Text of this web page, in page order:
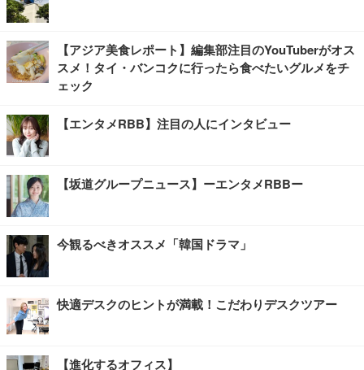
【アジア美食レポート】編集部注目のYouTuberがオス
スメ！タイ・バンコクに行ったら食べたいグルメをチ
ェック
【エンタメRBB】注目の人にインタビュー
【坂道グループニュース】ーエンタメRBBー
今観るべきオススメ「韓国ドラマ」
快適デスクのヒントが満載！こだわりデスクツアー
【進化するオフィス】